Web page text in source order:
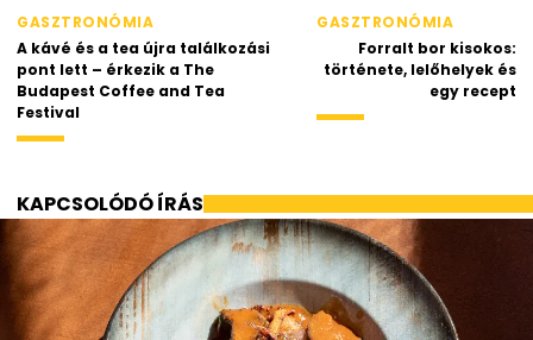
GASZTRONÓMIA
A kávé és a tea újra találkozási
pont lett – érkezik a The
Budapest Coffee and Tea
Festival
GASZTRONÓMIA
Forralt bor kisokos:
története, lelőhelyek és
egy recept
KAPCSOLÓDÓ ÍRÁS